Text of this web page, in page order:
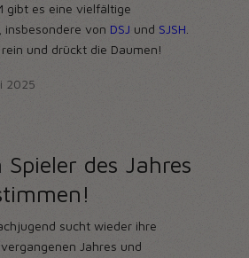
gibt es eine vielfältige
von DSJ und SJSH.
und drückt die Daumen!
2025
des Jahres
sucht wieder ihre
Jahres und